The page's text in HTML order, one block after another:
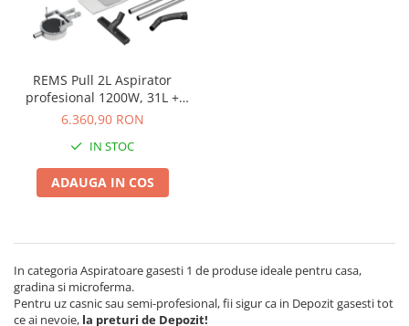
Masini de tuns animale
Alte produse si accesorii
Piese de schimb
Scari, transport si ridicat
Motoare diesel
Pompe de stropit electrice
Pompe de stropit manuale
Accesorii pompe de stropit
Sere si solarii
Polizoare unghiulare (flex-uri)
Ciocane Rotopercutoare
Fierastraie electrice
Motoburghie
Acumulatori
Detector metale
Fierastraie circulare
Incarcatoare pentru acumulatori
Multifunctionale
Pistoale cu aer cald
Pistoale de lipit
Polizoare electrice
REMS Pull 2L Aspirator
profesional 1200W, 31L +
accesorii 185603
6.360,90 RON
IN STOC
ADAUGA IN COS
In categoria Aspiratoare gasesti 1 de produse ideale pentru casa,
gradina si microferma.
Pentru uz casnic sau semi-profesional, fii sigur ca in Depozit gasesti tot
ce ai nevoie, la preturi de Depozit!